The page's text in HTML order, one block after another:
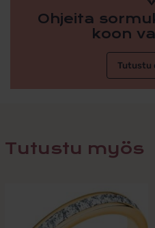
Ohjeita
koon
Tutustu
Tutustu myös